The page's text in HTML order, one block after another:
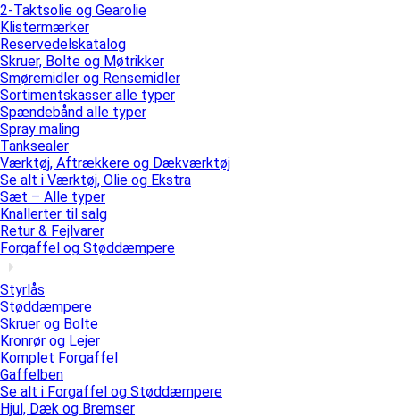
2-Taktsolie og Gearolie
Klistermærker
Reservedelskatalog
Skruer, Bolte og Møtrikker
Smøremidler og Rensemidler
Sortimentskasser alle typer
Spændebånd alle typer
Spray maling
Tanksealer
Værktøj, Aftrækkere og Dækværktøj
Se alt i Værktøj, Olie og Ekstra
Sæt – Alle typer
Knallerter til salg
Retur & Fejlvarer
Forgaffel og Støddæmpere
Styrlås
Støddæmpere
Skruer og Bolte
Kronrør og Lejer
Komplet Forgaffel
Gaffelben
Se alt i Forgaffel og Støddæmpere
Hjul, Dæk og Bremser